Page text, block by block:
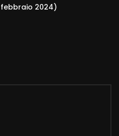
febbraio 2024)